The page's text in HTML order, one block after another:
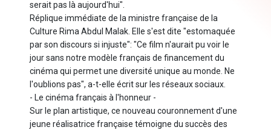
serait pas là aujourd'hui".
Réplique immédiate de la ministre française de la
Culture Rima Abdul Malak. Elle s'est dite "estomaquée
par son discours si injuste": "Ce film n'aurait pu voir le
jour sans notre modèle français de financement du
cinéma qui permet une diversité unique au monde. Ne
l'oublions pas", a-t-elle écrit sur les réseaux sociaux.
- Le cinéma français à l'honneur -
Sur le plan artistique, ce nouveau couronnement d'une
jeune réalisatrice française témoigne du succès des